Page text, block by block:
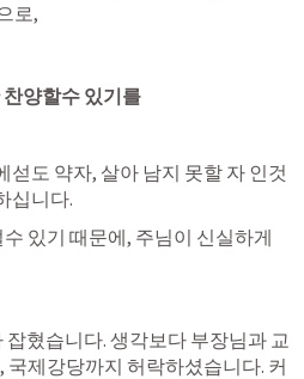
로,
양할수 있기를
섣도 약자, 살아 남지 못할 자 인것
십니다.
있기 때문에, 주님이 신실하게
혔습니다. 생각보다 부장님과 교
제강당까지 허락하셨습니다. 커